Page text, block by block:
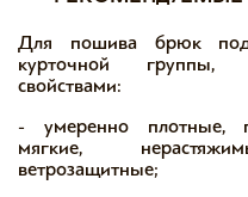
Для пошива брюк
курточной группы,
свойствами:
- умеренно плотные,
мягкие,
ветрозащитные;